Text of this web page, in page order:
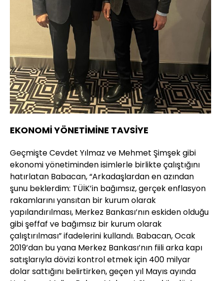
EKONOMİ YÖNETİMİNE TAVSİYE
Geçmişte Cevdet Yılmaz ve Mehmet Şimşek gibi
ekonomi yönetiminden isimlerle birlikte çalıştığını
hatırlatan Babacan, “Arkadaşlardan en azından
şunu beklerdim: TÜİK’in bağımsız, gerçek enflasyon
rakamlarını yansıtan bir kurum olarak
yapılandırılması, Merkez Bankası’nın eskiden olduğu
gibi şeffaf ve bağımsız bir kurum olarak
çalıştırılması” ifadelerini kullandı. Babacan, Ocak
2019’dan bu yana Merkez Bankası’nın fiili arka kapı
satışlarıyla dövizi kontrol etmek için 400 milyar
dolar sattığını belirtirken, geçen yıl Mayıs ayında